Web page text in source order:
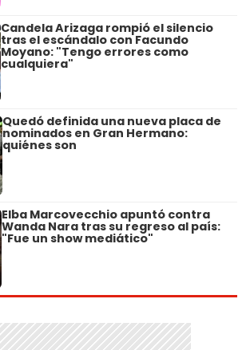
Candela Arizaga rompió el silencio
tras el escándalo con Facundo
Moyano: "Tengo errores como
cualquiera"
Quedó definida una nueva placa de
nominados en Gran Hermano:
quiénes son
Elba Marcovecchio apuntó contra
Wanda Nara tras su regreso al país:
"Fue un show mediático"